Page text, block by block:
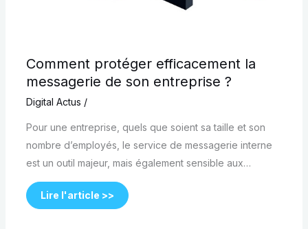
Comment protéger efficacement la
messagerie de son entreprise ?
Digital Actus /
Pour une entreprise, quels que soient sa taille et son
nombre d’employés, le service de messagerie interne
est un outil majeur, mais également sensible aux…
Lire l'article >>